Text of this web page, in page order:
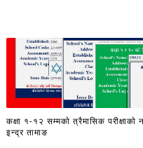
कक्षा १-१२ सम्मकाे त्रैमासिक
इन्द्र तामाङ